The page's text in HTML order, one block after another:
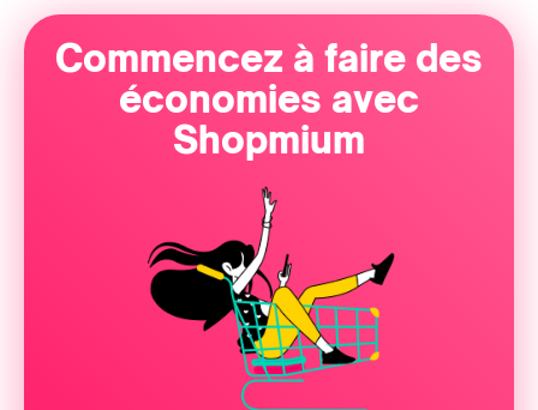
Commencez à faire des
économies avec
Shopmium